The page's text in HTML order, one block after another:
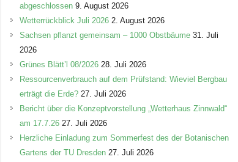
i
e
abgeschlossen 9. August 2026
Wetterrückblick Juli 2026 2. August 2026
Sachsen pflanzt gemeinsam – 1000 Obstbäume 31. Juli
2026
Grünes Blätt’l 08/2026 28. Juli 2026
Ressourcenverbrauch auf dem Prüfstand: Wieviel Bergbau
erträgt die Erde? 27. Juli 2026
Bericht über die Konzeptvorstellung „Wetterhaus Zinnwald“
am 17.7.26 27. Juli 2026
Herzliche Einladung zum Sommerfest des der Botanischen
Gartens der TU Dresden 27. Juli 2026